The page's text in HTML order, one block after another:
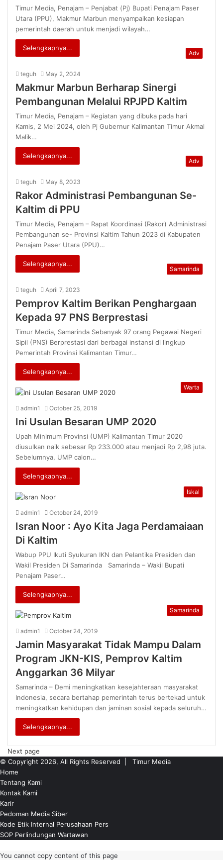
Timur Media, Penajam – Penjabat (Pj) Bupati Penajam Paser
Utara (PPU), Makmur Marbun menyampaikan kesiapan
pemerintah daerah untuk menjadi wilayah…
Selengkapnya...
Adv
teguh May 2, 2024
Makmur Marbun Berharap Sinergi
Pembangunan Melalui RPJPD Kaltim
Timur Media, Penajam – Kegiatan yang dibuka pada hari
Kamis, 2 Mei 2024, oleh Pj Gubernur Kalimantan Timur Akmal
Malik…
Selengkapnya...
Adv
teguh May 8, 2023
Rakor Administrasi Pembangunan Se-
Kaltim di PPU
Timur Media, Penajam – Rapat Koordinasi (Rakor) Administrasi
Pembangunan se- Provinsi Kaltim Tahun 2023 di Kabupaten
Penajam Paser Utara (PPU)…
Selengkapnya...
Samarinda
teguh April 7, 2023
Pemprov Kaltim Berikan Penghargaan
Kepada 97 PNS Berprestasi
Timur Media, Samarinda Sebanyak 97 orang Pegawai Negeri
Sipil (PNS) Berprestasi dari berbagai instansi di lingkup
Pemerintah Provinsi Kalimantan Timur…
Selengkapnya...
Warta
admin1 October 25, 2019
Ini Usulan Besaran UMP 2020
Upah Minimum Provinsi (UMP) Kalimantan Timur 2020
diusulkan naik sebesar Rp 233.000 atau menjadi Rp 2,98 juta.
Sebelumnya, UMP calon…
Selengkapnya...
Iskal
admin1 October 24, 2019
Isran Noor : Ayo Kita Jaga Perdamaiaan
Di Kaltim
Wabup PPU Ikuti Syukuran IKN dan Pelantika Presiden dan
Wakil Presiden Di Samarinda Samarinda – Wakil Bupati
Penajam Paser…
Selengkapnya...
Samarinda
admin1 October 24, 2019
Jamin Masyarakat Tidak Mampu Dalam
Program JKN-KIS, Pemprov Kaltim
Anggarkan 36 Milyar
Samarinda – Demi meningkatkan kesejahteraan masyarakat
Indonesia, secara bertahap pemerintah terus bertekad untuk
meningkatkan kehidupan dan jaminan sosial kepada seluruh…
Selengkapnya...
Next page
© Copyright 2026, All Rights Reserved |
Timur Media
Home
Tentang Kami
Kontak Kami
Karir
Pedoman Media Siber
Kode Etik Internal Perusahaan Pers
SOP Perlindungan Wartawan
to
You cannot copy content of this page